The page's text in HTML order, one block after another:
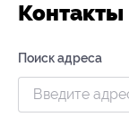
Контакты
Поиск адреса